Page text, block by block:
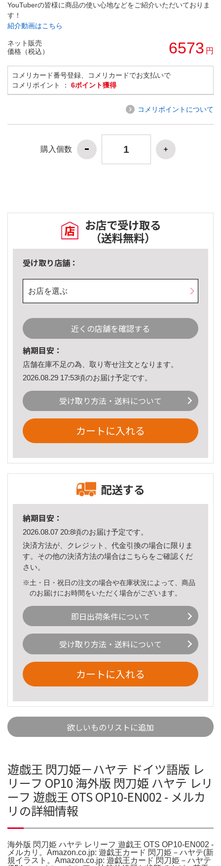
YouTuberの皆様に商品の使い心地などをご紹介いただいておりま
す！
紹介動画はこちら
ネット販売
価格（税込）
6573 円
コメリカード番号登録、コメリカードでお支払いで
コメリポイント ： 6ポイント獲得
コメリポイントについて
購入個数
お店で受け取る
（送料無料）
受け取り店舗：
お店を選ぶ
近くの店舗を確認する
納期目安：
店舗在庫不足の為、取り寄せ注文となります。
2026.08.29 17:53頃のお届け予定です。
受け取り方法・送料について
カートに入れる
配送する
納期目安：
2026.08.07 20:8頃のお届け予定です。
決済方法が、クレジット、代金引換の場合に限りま
す。その他の決済方法の場合はこちら をご確認くだ
さい。
※土・日・祝日の注文の場合や在庫状況によって、商品
のお届けにお時間をいただく場合がございます。
即日出荷条件について
受け取り方法・送料について
カートに入れる
欲しいものリストに追加
遊戯王 閃刀姫－ハヤテ ドイツ語版 レ
リーフ OP10 海外版 閃刀姫 ハヤテ レリ
ーフ 遊戯王 OTS OP10-EN002 - メルカ
リの詳細情報
海外版 閃刀姫 ハヤテ レリーフ 遊戯王 OTS OP10-EN002 -
メルカリ。Amazon.co.jp: 遊戯王カード 閃刀姫－ハヤテ(新
規イラスト。Amazon.co.jp: 遊戯王カード 閃刀姫－ハヤテ